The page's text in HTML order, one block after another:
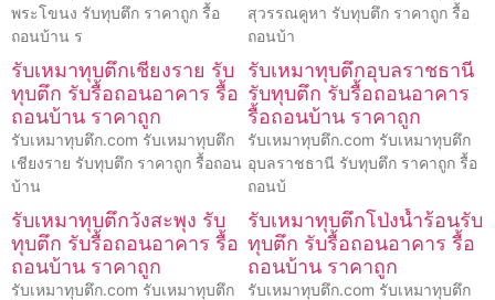
พระโขนง รับทุบตึก ราคาถูก รื้อ
ถอนบ้าน ร
สุวรรณคูหา รับทุบตึก ราคาถูก รื้อ
ถอนบ้า
รับเหมาทุบตึกเชียงราย รับ
ทุบตึก รับรื้อถอนอาคาร รื้อ
ถอนบ้าน ราคาถูก
รับเหมาทุบตึก.com รับเหมาทุบตึก
เชียงราย รับทุบตึก ราคาถูก รื้อถอน
บ้าน
รับเหมาทุบตึกอุบลราชธานี
รับทุบตึก รับรื้อถอนอาคาร
รื้อถอนบ้าน ราคาถูก
รับเหมาทุบตึก.com รับเหมาทุบตึก
อุบลราชธานี รับทุบตึก ราคาถูก รื้อ
ถอนบ้
รับเหมาทุบตึกวังสะพุง รับ
ทุบตึก รับรื้อถอนอาคาร รื้อ
ถอนบ้าน ราคาถูก
รับเหมาทุบตึก.com รับเหมาทุบตึก
รับเหมาทุบตึกโป่งน้ำร้อนรับ
ทุบตึก รับรื้อถอนอาคาร รื้อ
ถอนบ้าน ราคาถูก
รับเหมาทุบตึก.com รับเหมาทุบตึก